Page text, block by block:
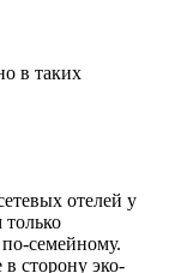
в таких
отелей у
семейному.
сторону эко-